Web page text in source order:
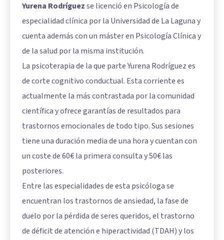
Yurena Rodríguezse licenció en Psicología de
especialidad clínica por la Universidad de La Laguna y
cuenta además con un máster en Psicología Clínica y
de la salud por la misma institución.
La psicoterapia de la que parte Yurena Rodríguez es
de corte cognitivo conductual. Esta corriente es
actualmente la más contrastada por la comunidad
científica y ofrece garantías de resultados para
trastornos emocionales de todo tipo. Sus sesiones
tiene una duración media de una hora y cuentan con
un coste de 60€ la primera consulta y 50€ las
posteriores.
Entre las especialidades de esta psicóloga se
encuentran los trastornos de ansiedad, la fase de
duelo por la pérdida de seres queridos, el trastorno
de déficit de atención e hiperactividad (TDAH) y los